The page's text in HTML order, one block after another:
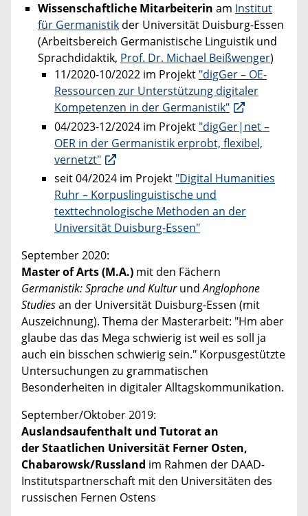
Wissenschaftliche Mitarbeiterin am Institut
für Germanistik der Universität Duisburg-Essen
(Arbeitsbereich Germanistische Linguistik und
Sprachdidaktik, Prof. Dr. Michael Beißwenger)
11/2020-10/2022 im Projekt "digGer – OE-
Ressourcen zur Unterstützung digitaler
Kompetenzen in der Germanistik"
04/2023-12/2024 im Projekt "digGer|net –
OER in der Germanistik erprobt, flexibel,
vernetzt"
seit 04/2024 im Projekt "Digital Humanities
Ruhr – Korpuslinguistische und
texttechnologische Methoden an der
Universität Duisburg-Essen"
September 2020:
Master of Arts (M.A.) mit den Fächern
Germanistik: Sprache und KulturundAnglophone
Studiesan der Universität Duisburg-Essen (mit
Auszeichnung). Thema der Masterarbeit: "Hm aber
glaube das das Mega schwierig ist weil es soll ja
auch ein bisschen schwierig sein." Korpusgestützte
Untersuchungen zu grammatischen
Besonderheiten in digitaler Alltagskommunikation.
September/Oktober 2019:
Auslandsaufenthalt und Tutorat an
der Staatlichen Universität Ferner Osten,
Chabarowsk/Russland im Rahmen der DAAD-
Institutspartnerschaft mit den Universitäten des
russischen Fernen Ostens